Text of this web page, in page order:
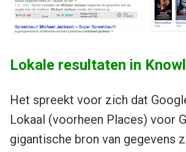
Lokale resultaten in
Het spreekt voor zich dat
Lokaal (voorheen Places) voor
gigantische bron van gegevens